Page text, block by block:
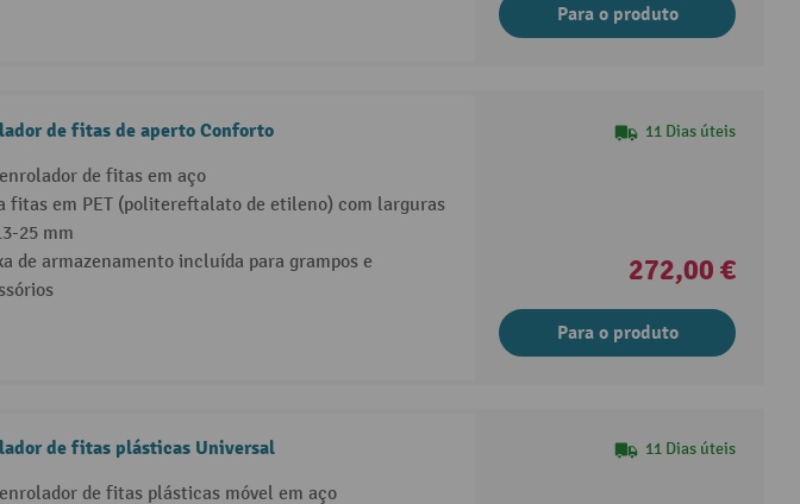
Para o produto
de fitas de aperto Conforto
de fitas em aço
fitas em PET (politereftalato de etileno) com larguras
25 mm
de armazenamento incluída para grampos e
11 Dias úteis
272,00 €
Para o produto
de fitas plásticas Universal
de fitas plásticas móvel em aço
11 Dias úteis